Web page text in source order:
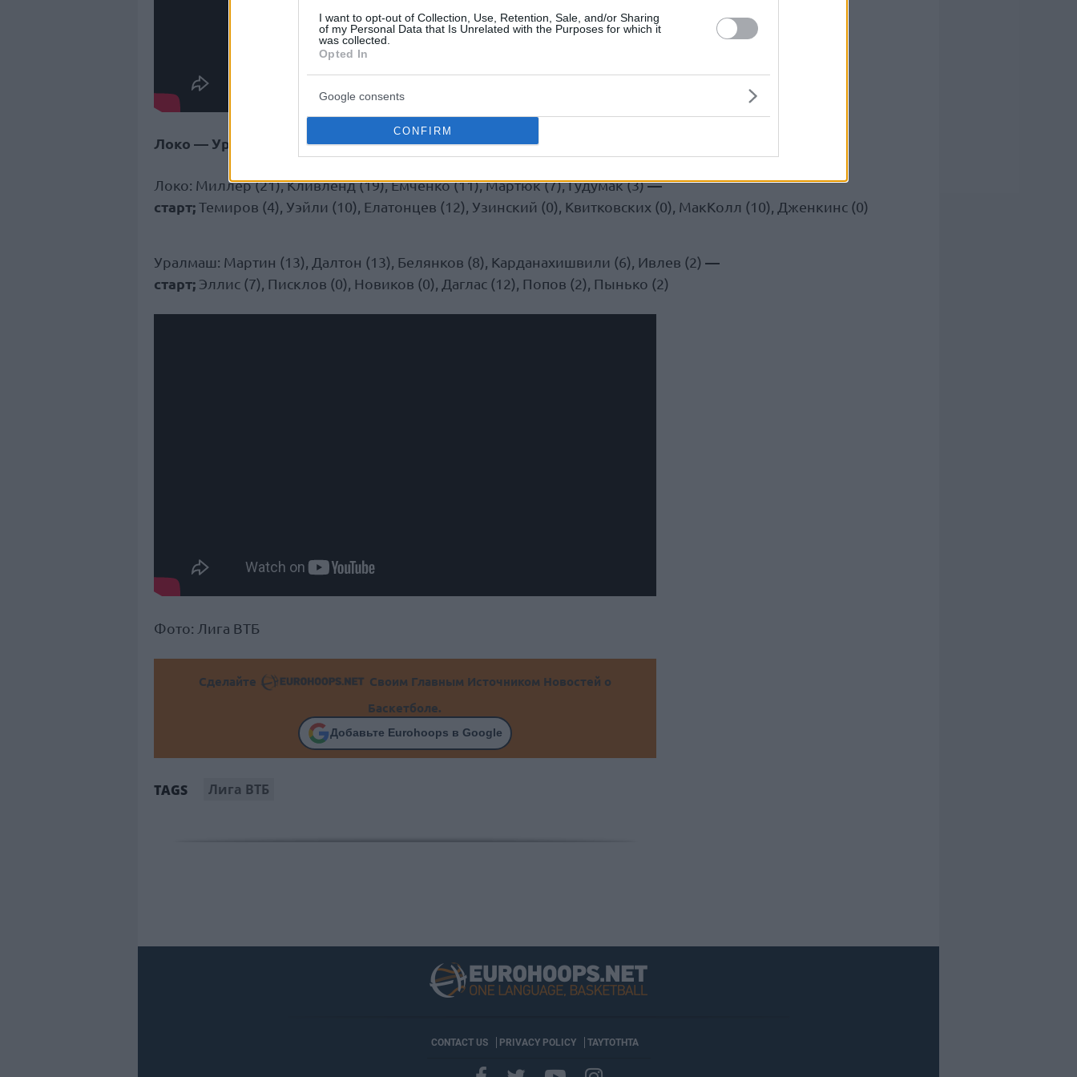
I want to opt-out of Collection, Use, Retention, Sale, and/or Sharing
of my Personal Data that Is Unrelated with the Purposes for which it
was collected.
Opted In
Google consents
CONFIRM
Локо — Уралмаш: 97-65 (17-16, 16-21, 35-21, 29-7)
Локо: Миллер (21), Кливленд (19), Емченко (11), Мартюк (7), Гудумак (3)—
старт;Темиров (4), Уэйли (10), Елатонцев (12), Узинский (0), Квитковских (0), МакКолл (10), Дженкинс (0)
Уралмаш: Мартин (13), Далтон (13), Белянков (8), Карданахишвили (6), Ивлев (2) —
старт; Эллис (7), Писклов (0), Новиков (0), Даглас (12), Попов (2), Пынько (2)
Фото: Лига ВТБ
Сделайте
Своим Главным Источником Новостей о
Баскетболе.
Добавьте Eurohoops в Google
TAGS Лига ВТБ
CONTACT US PRIVACY POLICY ΤΑΥΤΟΤΗΤΑ